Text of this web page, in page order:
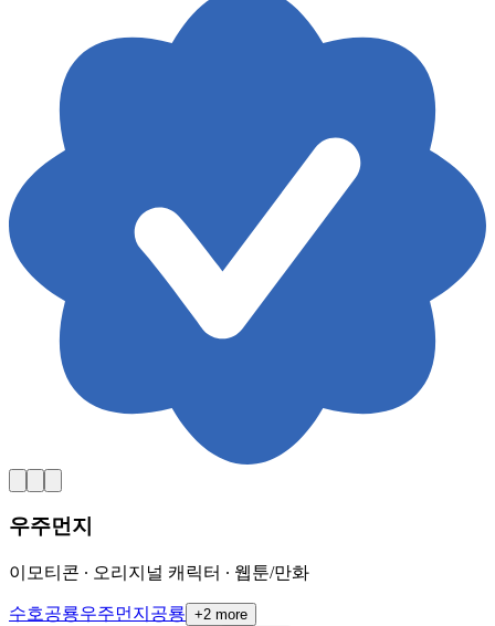
우주먼지
이모티콘 ∙ 오리지널 캐릭터 ∙ 웹툰/만화
수호공룡우주먼지 공룡 +2 more